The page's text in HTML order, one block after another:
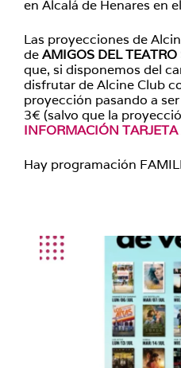
en Alcalá de Henares en
Las proyecciones de
deAMIGOS DEL
que, si disponemos del
disfrutar de Alcine Club
proyección pasando a
3€ (salvo que la
INFORMACIÓN
Hay programación